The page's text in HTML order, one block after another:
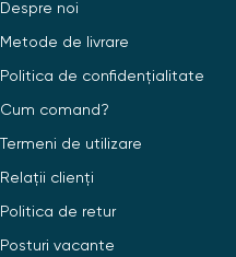
Despre noi
Metode de livrare
Politica de confidențialitate
Cum comand?
Termeni de utilizare
Relații clienți
Politica de retur
Posturi vacante